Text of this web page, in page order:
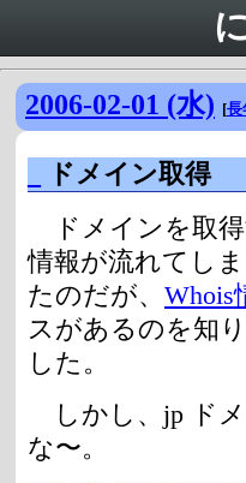
2006-02-01 (水) [長
ドメイン取得
ドメインを取
情報が流れてし
たのだが、 Whois
スがあるのを知
した。
しかし、jp ド
な〜。